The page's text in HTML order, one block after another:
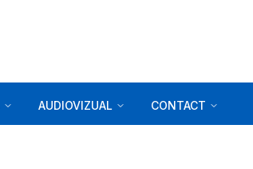
AUDIOVIZUAL CONTACT